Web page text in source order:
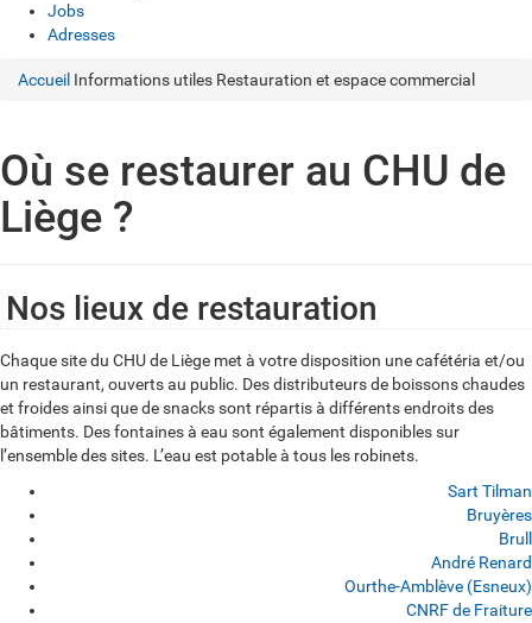
Jobs
Adresses
Accueil Informations utiles Restauration et espace commercial
Où se restaurer au CHU de
Liège ?
Nos lieux de restauration
Chaque site du CHU de Liège met à votre disposition une cafétéria et/ou
un restaurant, ouverts au public. Des distributeurs de boissons chaudes
et froides ainsi que de snacks sont répartis à différents endroits des
bâtiments. Des fontaines à eau sont également disponibles sur
l’ensemble des sites. L’eau est potable à tous les robinets.
Sart Tilman
Bruyères
Brull
André Renard
Ourthe-Amblève (Esneux)
CNRF de Fraiture